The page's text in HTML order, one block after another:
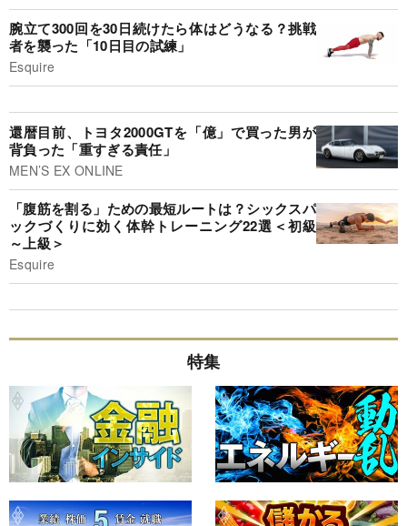
腕立て300回を30日続けたら体はどうなる？挑戦
者を襲った「10日目の試練」
Esquire
還暦目前、トヨタ2000GTを「億」で買った男が
背負った「重すぎる責任」
MEN’S EX ONLINE
「腹筋を割る」ための最短ルートは？シックスパ
ックづくりに効く体幹トレーニング22選＜初級
～上級＞
Esquire
特集